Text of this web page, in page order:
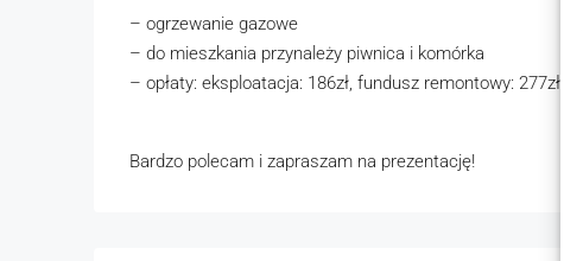
– ogrzewanie gazowe
– do mieszkania przynależy piwnica i komórka
– opłaty: eksploatacja: 186zł, fundusz remontowy: 277zł
Bardzo polecam i zapraszam na prezentację!